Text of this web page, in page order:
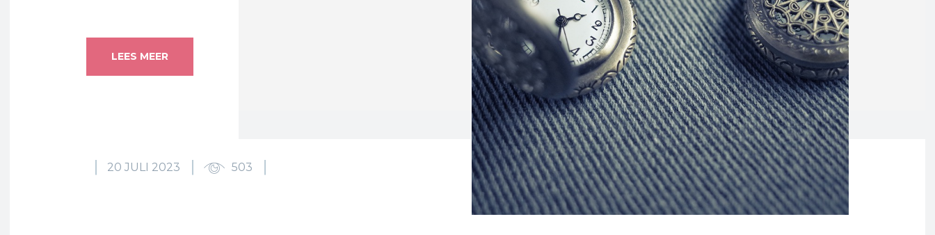
LEES MEER
20 JULI 2023 503